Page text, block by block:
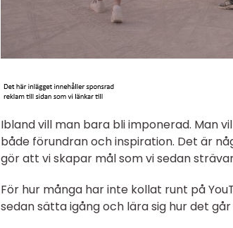
Ibland vill man bara bli imponerad. Man
både förundran och inspiration. Det är
gör att vi skapar mål som vi sedan
För hur många har inte kollat runt på
sedan sätta igång och lära sig hur det går